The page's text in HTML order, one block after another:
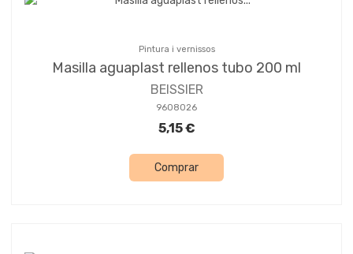
Pintura i vernissos
Masilla aguaplast rellenos tubo 200 ml
BEISSIER
9608026
5,15 €
Comprar